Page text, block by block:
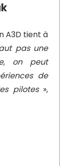
A3D tient à
pas une
on peut
de
pilotes»,